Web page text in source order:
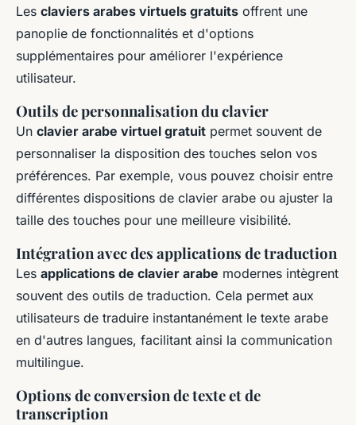
Les claviers arabes virtuels gratuits offrent une
panoplie de fonctionnalités et d'options
supplémentaires pour améliorer l'expérience
utilisateur.
Outils de personnalisation du clavier
Un clavier arabe virtuel gratuit permet souvent de
personnaliser la disposition des touches selon vos
préférences. Par exemple, vous pouvez choisir entre
différentes dispositions de clavier arabe ou ajuster la
taille des touches pour une meilleure visibilité.
Intégration avec des applications de traduction
Les applications de clavier arabe modernes intègrent
souvent des outils de traduction. Cela permet aux
utilisateurs de traduire instantanément le texte arabe
en d'autres langues, facilitant ainsi la communication
multilingue.
Options de conversion de texte et de
transcription